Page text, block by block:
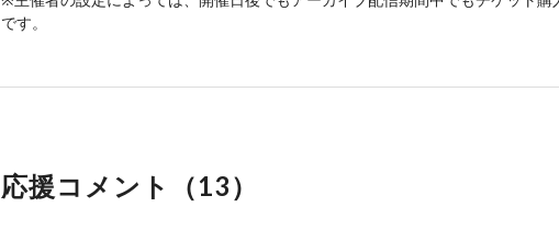
です。
応援コメント（13）